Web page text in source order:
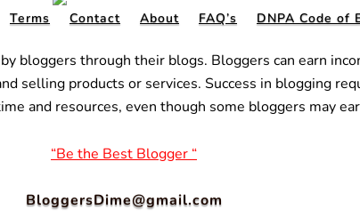
Terms Contact About FAQ’s DNPA Code of
bloggers through their blogs. Bloggers can earn
selling products or services. Success in blogging
and resources, even though some bloggers may
“Be the Best Blogger “
BloggersDime@gmail.com